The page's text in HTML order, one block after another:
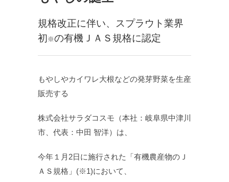
規格改正に伴い、スプラウト業界
初 ※の有機ＪＡＳ規格に認定
もやしやカイワレ大根などの発芽野菜を生産
販売する
株式会社サラダコスモ（本社：岐阜県中津川
市、代表：中田 智洋）は、
今年１月2日に施行された「有機農産物のＪ
ＡＳ規格」(※1)において、